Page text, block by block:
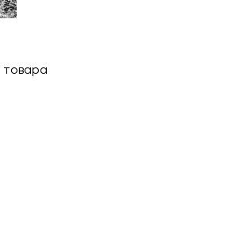
товара